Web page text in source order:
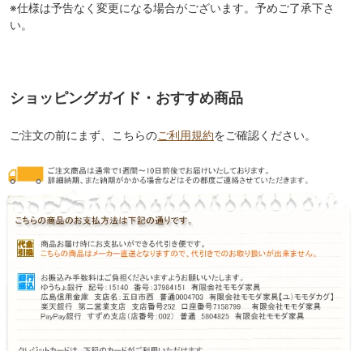
※仕様は予告なく変更になる場合がございます。予めご了承下さ
い。
ショッピングガイド・おすすめ商品
ご注文の前にまず、こちらのご利用規約をご確認ください。